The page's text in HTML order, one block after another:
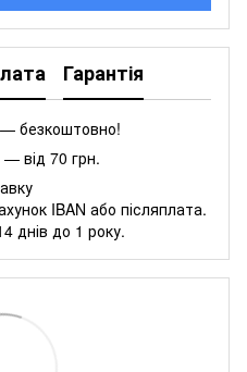
Гарантія
безкоштовно!
від 70 грн.
IBAN або післяплата.
днів до 1 року.